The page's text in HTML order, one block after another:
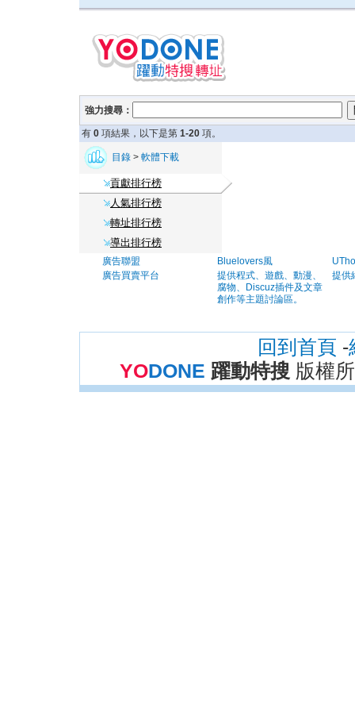
強力搜尋：
有 0 項結果，以下是第 1-20 項。
目錄 > 軟體下載
貢獻排行榜
人氣排行榜
轉址排行榜
導出排行榜
廣告聯盟
廣告買賣平台
Bluelovers風
提供程式、遊戲、動漫、
腐物、Discuz插件及文章
創作等主題討論區。
提供
回到首頁 -
YODONE 躍動特搜 版權